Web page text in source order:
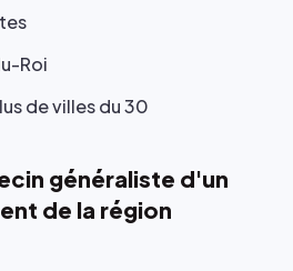
Roi
de villes du 30
généraliste d'un
de la région